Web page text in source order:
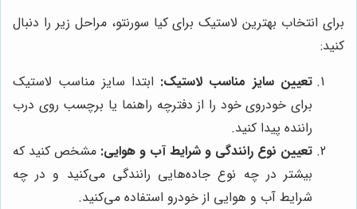
برای انتخاب بهترین لاستیک برای کیا سورنتو، مراحل زیر را دنبال
کنید:
تعیین سایز مناسب لاستیک: ابتدا سایز مناسب لاستیک
برای خودروی خود را از دفترچه راهنما یا برچسب روی درب
راننده پیدا کنید.
تعیین نوع رانندگی و شرایط آب و هوایی: مشخص کنید که
بیشتر در چه نوع جاده‌هایی رانندگی می‌کنید و در چه
شرایط آب و هوایی از خودرو استفاده می‌کنید.